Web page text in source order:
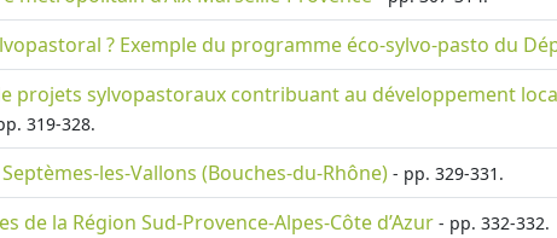
? Exemple du programme éco-sylvo-pasto du
sylvopastoraux contribuant au développement
319-328.
les-Vallons (Bouches-du-Rhône) - pp. 329-331.
de la Région Sud-Provence-Alpes-Côte d’Azur - pp. 332-332.